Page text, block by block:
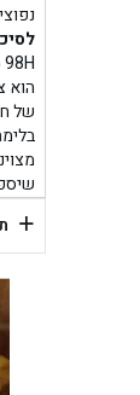
הוא
של
+